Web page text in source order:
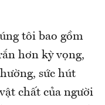
tôi bao gồm
hơn kỳ vọng,
sức hút
chất của người